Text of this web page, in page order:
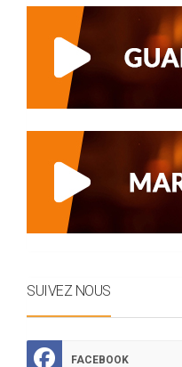
SUIVEZ NOUS
FACEBOOK